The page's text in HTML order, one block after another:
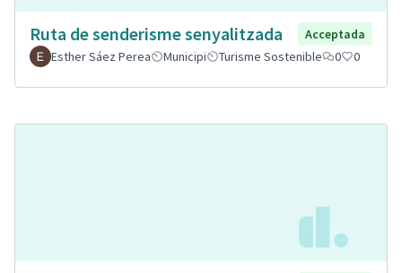
Ruta de senderisme senyalitzada
Acceptada
Esther Sáez Perea
Municipi Turisme Sostenible 0 0